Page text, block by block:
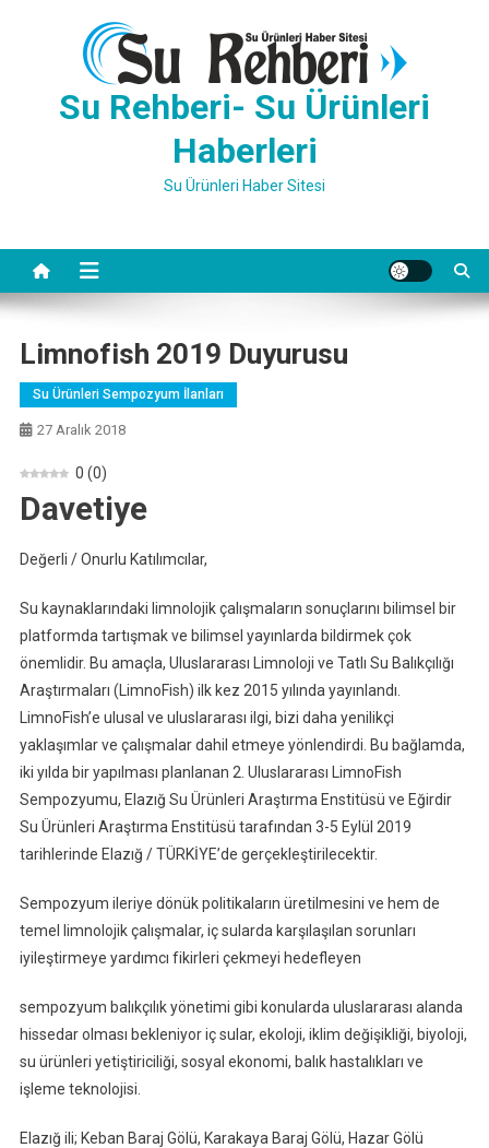
Su Rehberi- Su Ürünleri
Haberleri
Su Ürünleri Haber Sitesi
Limnofish 2019 Duyurusu
Su Ürünleri Sempozyum İlanları
27 Aralık 2018
0 (0)
Davetiye
Değerli / Onurlu Katılımcılar,
Su kaynaklarındaki limnolojik çalışmaların sonuçlarını bilimsel bir
platformda tartışmak ve bilimsel yayınlarda bildirmek çok
önemlidir. Bu amaçla, Uluslararası Limnoloji ve Tatlı Su Balıkçılığı
Araştırmaları (LimnoFish) ilk kez 2015 yılında yayınlandı.
LimnoFish’e ulusal ve uluslararası ilgi, bizi daha yenilikçi
yaklaşımlar ve çalışmalar dahil etmeye yönlendirdi. Bu bağlamda,
iki yılda bir yapılması planlanan 2. Uluslararası LimnoFish
Sempozyumu, Elazığ Su Ürünleri Araştırma Enstitüsü ve Eğirdir
Su Ürünleri Araştırma Enstitüsü tarafından 3-5 Eylül 2019
tarihlerinde Elazığ / TÜRKİYE’de gerçekleştirilecektir.
Sempozyum ileriye dönük politikaların üretilmesini ve hem de
temel limnolojik çalışmalar, iç sularda karşılaşılan sorunları
iyileştirmeye yardımcı fikirleri çekmeyi hedefleyen
sempozyum balıkçılık yönetimi gibi konularda uluslararası alanda
hissedar olması bekleniyor iç sular, ekoloji, iklim değişikliği, biyoloji,
su ürünleri yetiştiriciliği, sosyal ekonomi, balık hastalıkları ve
işleme teknolojisi.
Elazığ ili; Keban Baraj Gölü, Karakaya Baraj Gölü, Hazar Gölü